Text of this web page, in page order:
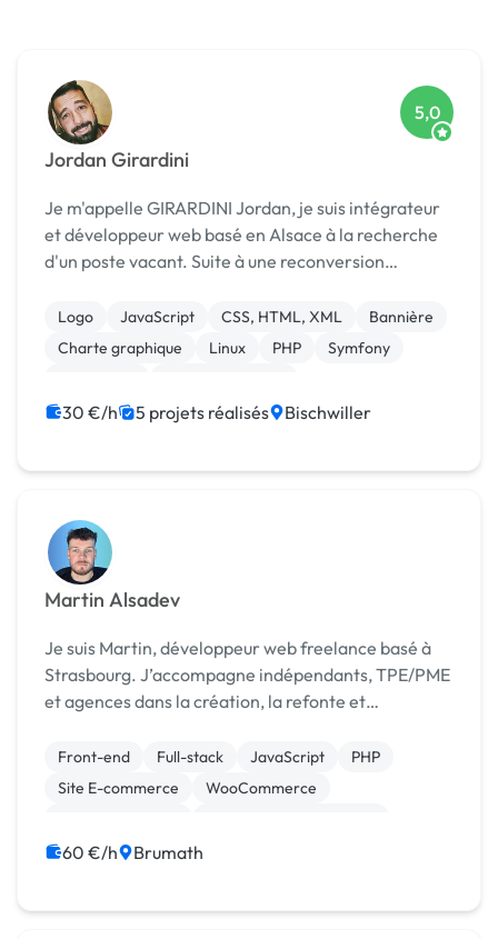
Jordan Girardini
5,0
Je m'appelle GIRARDINI Jordan, je suis intégrateur
et développeur web basé en Alsace à la recherche
d'un poste vacant. Suite à une reconversion
milieu qui me passionne, le web. Curieux, créatif ...
Logo JavaScript CSS, HTML, XML
Bannière
Charte graphique
Linux PHP
Symfony
30 €/h 5 projets réalisés Bischwiller
Martin Alsadev
Je suis Martin, développeur web freelance basé à
Strasbourg. J’accompagne indépendants, TPE/PME
et agences dans la création, la refonte et
WooCommerce sur-mesure.
Front-end Full-stack JavaScript
PHP
Site E-commerce
WooCommerce
Gestion site web
Integration HTML
60 €/h Brumath